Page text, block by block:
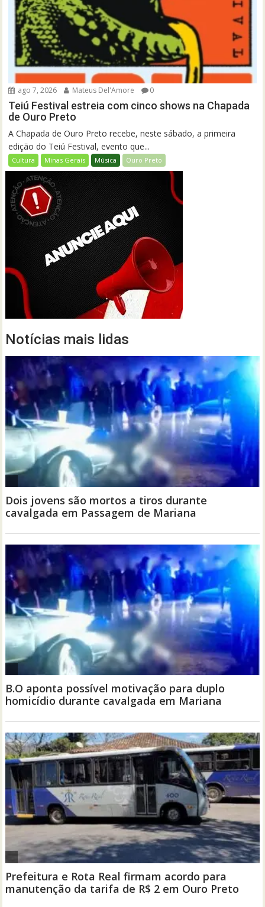
ago 7, 2026 Mateus Del'Amore 0
Teiú Festival estreia com cinco shows na Chapada
de Ouro Preto
A Chapada de Ouro Preto recebe, neste sábado, a primeira
edição do Teiú Festival, evento que...
Cultura Minas Gerais Música Ouro Preto
Notícias mais lidas